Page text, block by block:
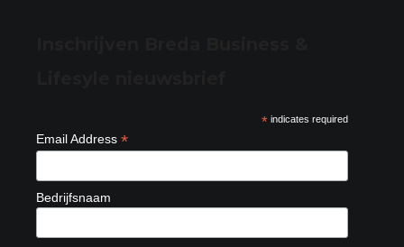
*indicates required
Email Address *
Bedrijfsnaam